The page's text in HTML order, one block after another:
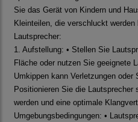
Sie das Gerät von Kindern und
Kleinteilen, die verschluckt werden
Lautsprecher:
1. Aufstellung: • Stellen Sie
Fläche oder nutzen Sie geeignete
Umkippen kann Verletzungen oder
Positionieren Sie die
werden und eine optimale
Umgebungsbedingungen: •